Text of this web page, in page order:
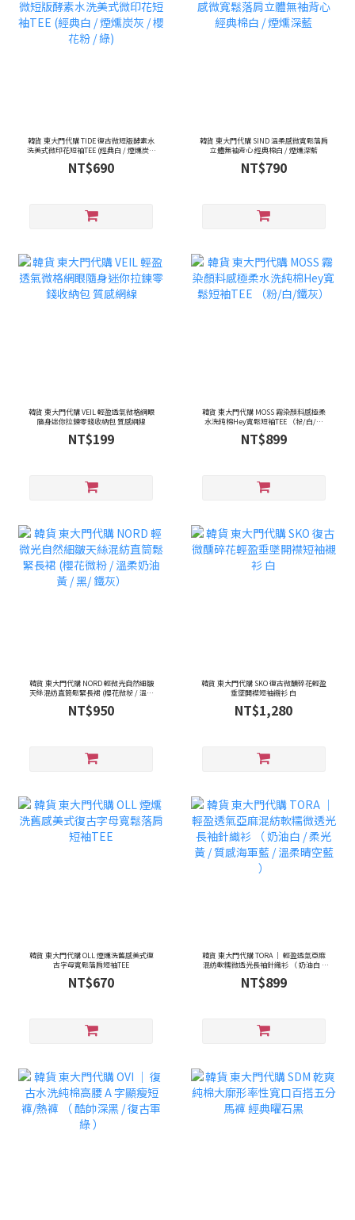
韓貨 東大門代購 TIDE 復古微短版酵素水
洗美式微印花短袖TEE (經典白 / 煙燻炭灰
/ 櫻花粉 / 綠)
NT$690
韓貨 東大門代購 SIND 溫柔感微寬鬆落肩
立體無袖背心 經典棉白 / 煙燻深藍
NT$790
韓貨 東大門代購 VEIL 輕盈透氣微格網眼
隨身迷你拉鍊零錢收納包 質感網線
NT$199
韓貨 東大門代購 MOSS 霧染顏料感極柔
水洗純棉Hey寬鬆短袖TEE （粉/白/鐵
灰）
NT$899
韓貨 東大門代購 NORD 輕微光自然細皺
天絲混紡直筒鬆緊長裙 (櫻花微粉 / 溫柔
奶油黃 / 黑/ 鐵灰）
NT$950
韓貨 東大門代購 SKO 復古微醺碎花輕盈
垂墜開襟短袖襯衫 白
NT$1,280
韓貨 東大門代購 OLL 煙燻洗舊感美式復
古字母寬鬆落肩短袖TEE
NT$670
韓貨 東大門代購 TORA ｜ 輕盈透氣亞麻
混紡軟糯微透光長袖針織衫 （ 奶油白 /
柔光黃 / 質感海軍藍 / 溫柔晴空藍 ）
NT$899